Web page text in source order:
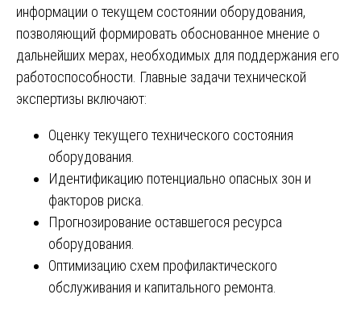
информации о текущем состоянии оборудования,
позволяющий формировать обоснованное мнение о
дальнейших мерах, необходимых для поддержания его
работоспособности. Главные задачи технической
экспертизы включают:
Оценку текущего технического состояния
оборудования.
Идентификацию потенциально опасных зон и
факторов риска.
Прогнозирование оставшегося ресурса
оборудования.
Оптимизацию схем профилактического
обслуживания и капитального ремонта.